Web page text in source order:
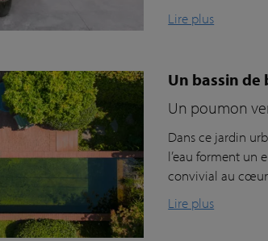
Lire plus
Un bassin
Un poumon
Dans ce jardin
l’eau forment un
convivial au
Lire plus